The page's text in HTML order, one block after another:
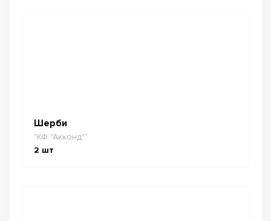
Шерби
"КФ "Акконд""
2 шт